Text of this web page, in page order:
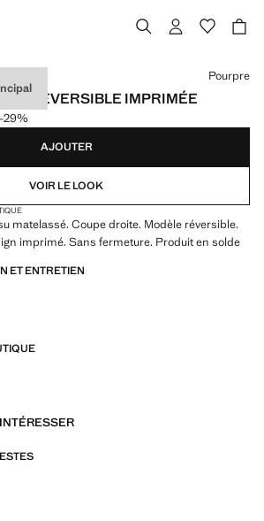
RÉVERSIBLE IMPRIMÉE
]
]
-29%
Pourpre
AJOUTER
VOIR LE LOOK
matelassé. Coupe droite. Modèle réversible.
imprimé. Sans fermeture. Produit en solde
ET ENTRETIEN